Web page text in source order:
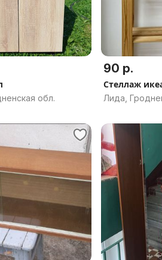
обл.
90 р.
Стеллаж
Лида,